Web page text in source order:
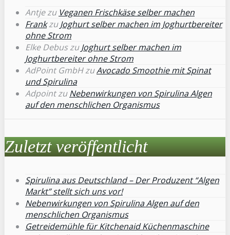
Antjezu Veganen Frischkäse selber machen
FrankzuJoghurt selber machen im Joghurtbereiter
ohne Strom
Elke DebuszuJoghurt selber machen im
Joghurtbereiter ohne Strom
AdPoint GmbHzuAvocado Smoothie mit Spinat
und Spirulina
AdpointzuNebenwirkungen von Spirulina Algen
auf den menschlichen Organismus
Zuletzt veröffentlicht
Spirulina aus Deutschland – Der Produzent “Algen
Markt” stellt sich uns vor!
Nebenwirkungen von Spirulina Algen auf den
menschlichen Organismus
Getreidemühle für Kitchenaid Küchenmaschine